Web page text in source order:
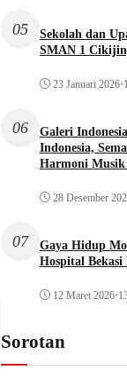
05
Sekolah dan
SMAN 1
23 Januari 2026•
06
Galeri
Indonesia,
Harmoni Musik
28 Desember
07
Gaya Hidup
Hospital
12 Maret 2026•
Sorotan